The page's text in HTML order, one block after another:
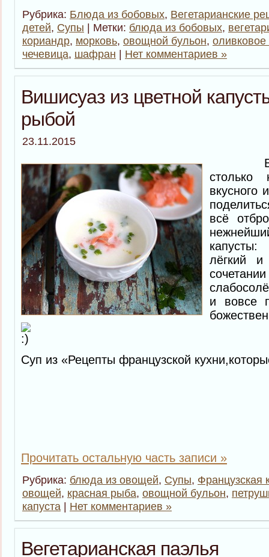
Рубрика: Блюда из бобовых, Вегетарианские
детей, Супы | Метки: блюда из бобовых,
кориандр, морковь, овощной бульон,
чечевица, шафран | Нет комментариев »
Вишисуаз из цветной
рыбой
23.11.2015
Всем
столько
вкусного
всё
лёгкий
и вовсе
Суп из «Рецепты французской
Прочитать остальную часть записи »
Рубрика: блюда из овощей, Супы, Французская
овощей, красная рыба, овощной бульон,
капуста | Нет комментариев »
Вегетарианская паэлья